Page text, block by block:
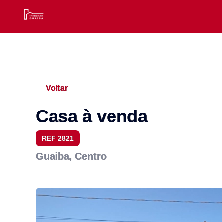
Voltar
Casa à venda
REF 2821
Guaiba, Centro